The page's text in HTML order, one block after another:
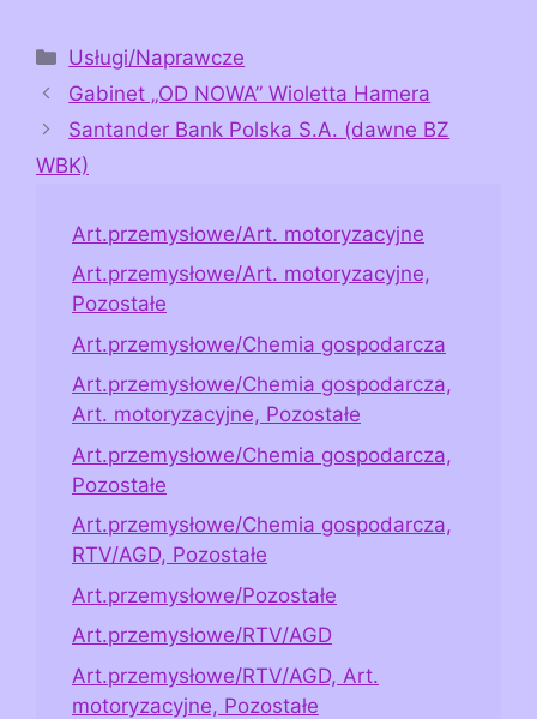
Kategorie
Usługi/Naprawcze
Gabinet „OD NOWA” Wioletta Hamera
Santander Bank Polska S.A. (dawne BZ
WBK)
Art.przemysłowe/Art. motoryzacyjne
Art.przemysłowe/Art. motoryzacyjne,
Pozostałe
Art.przemysłowe/Chemia gospodarcza
Art.przemysłowe/Chemia gospodarcza,
Art. motoryzacyjne, Pozostałe
Art.przemysłowe/Chemia gospodarcza,
Pozostałe
Art.przemysłowe/Chemia gospodarcza,
RTV/AGD, Pozostałe
Art.przemysłowe/Pozostałe
Art.przemysłowe/RTV/AGD
Art.przemysłowe/RTV/AGD, Art.
motoryzacyjne, Pozostałe